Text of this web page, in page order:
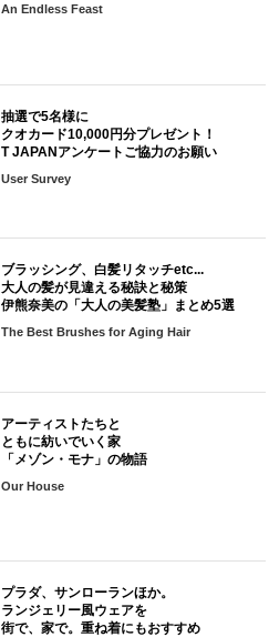
An Endless Feast
抽選で5名様に
クオカード10,000円分プレゼント！
T JAPANアンケートご協力のお願い
User Survey
ブラッシング、白髪リタッチetc...
大人の髪が見違える秘訣と秘策
伊熊奈美の「大人の美髪塾」まとめ5選
The Best Brushes for Aging Hair
アーティストたちと
ともに紡いでいく家
「メゾン・モナ」の物語
Our House
プラダ、サンローランほか。
ランジェリー風ウェアを
街で、家で。重ね着にもおすすめ